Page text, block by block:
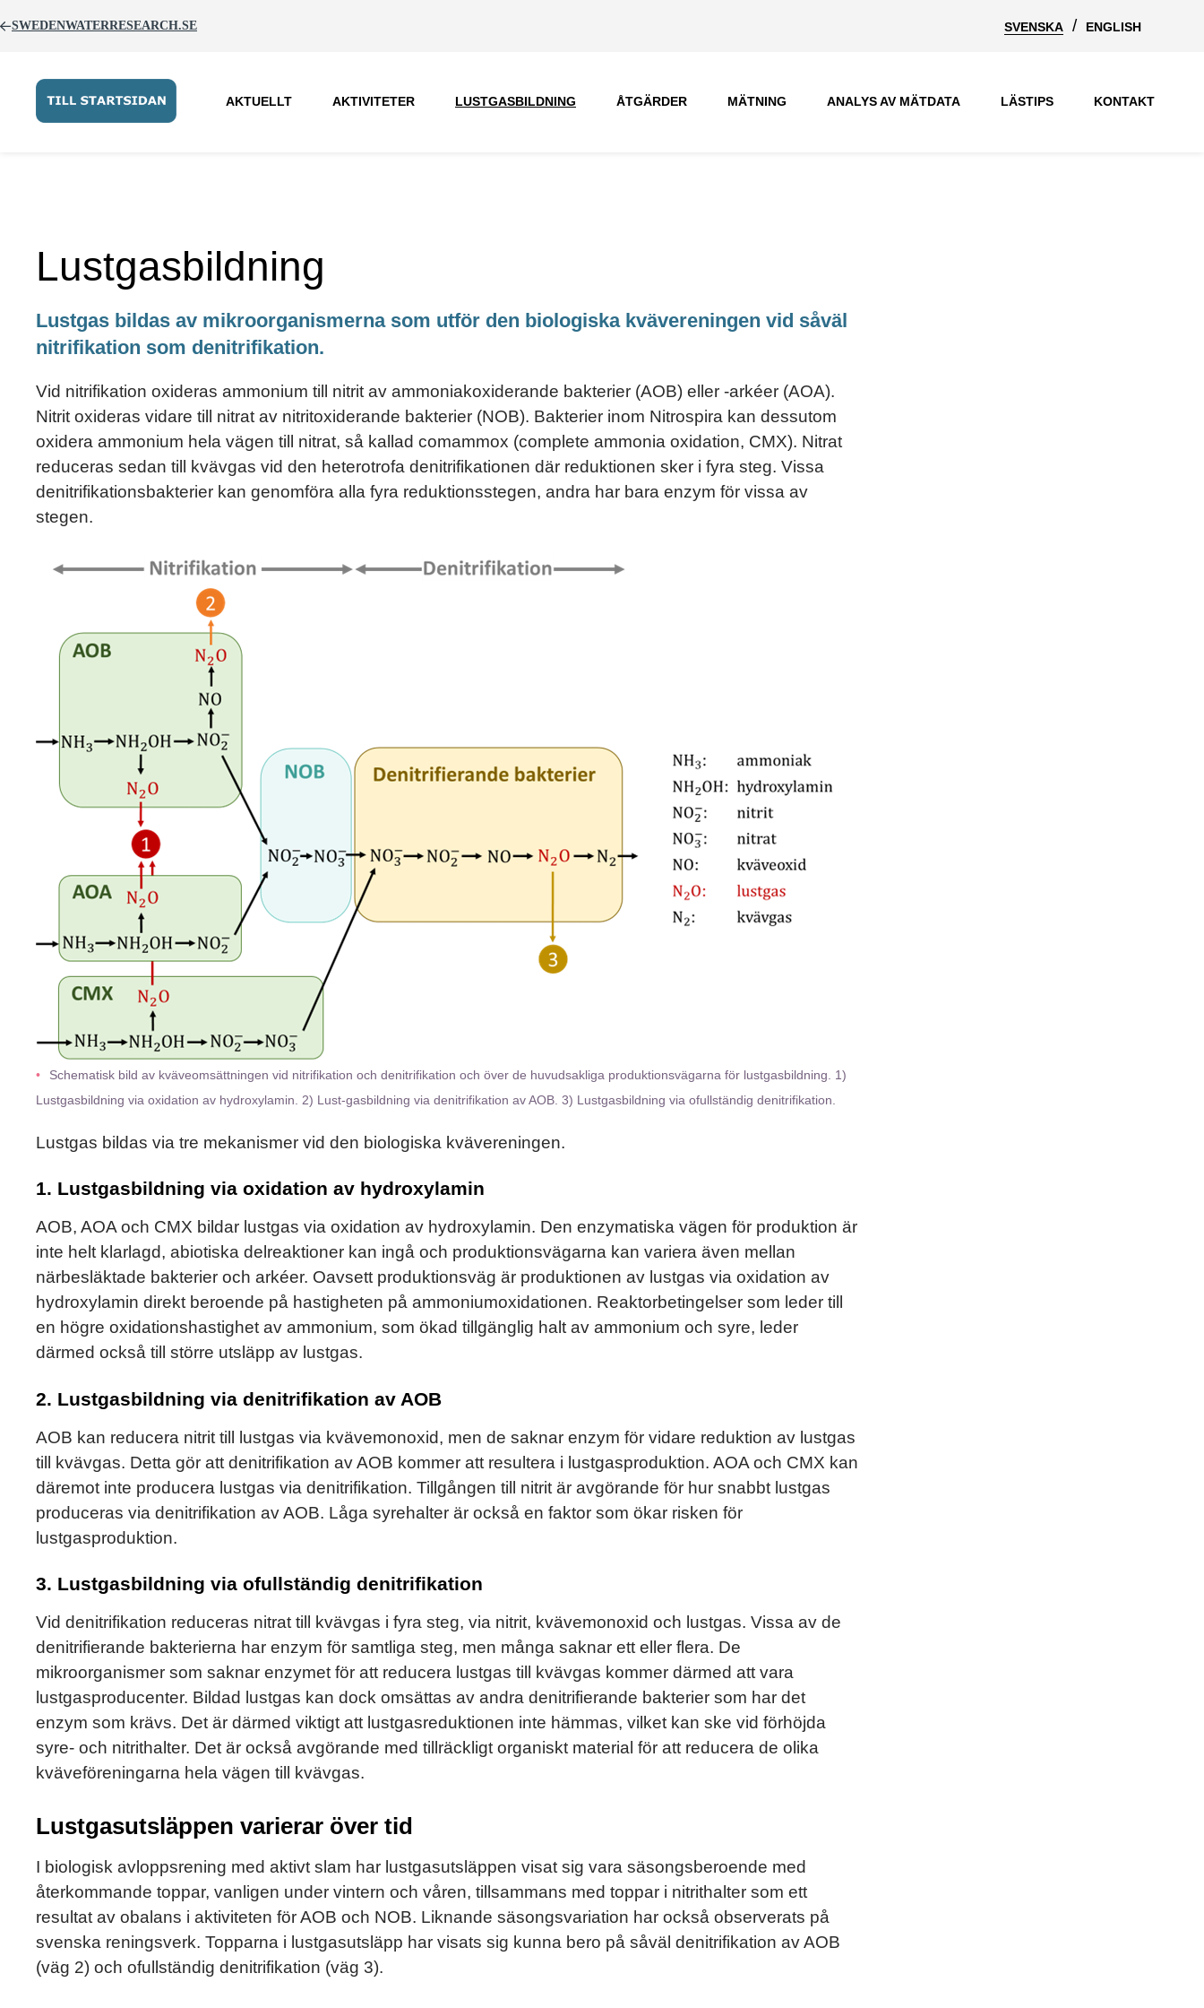
SWEDENWATERRESEARCH.SE SVENSKA ENGLISH
AKTUELLT AKTIVITETER LUSTGASBILDNING ÅTGÄRDER MÄTNING ANALYS AV MÄTDATA LÄSTIPS KONTAKT
Lustgasbildning
Lustgas bildas av mikroorganismerna som utför den biologiska kvävereningen vid såväl
nitrifikation som denitrifikation.
Vid nitrifikation oxideras ammonium till nitrit av ammoniakoxiderande bakterier (AOB) eller -arkéer (AOA).
Nitrit oxideras vidare till nitrat av nitritoxiderande bakterier (NOB). Bakterier inom Nitrospira kan dessutom
oxidera ammonium hela vägen till nitrat, så kallad comammox (complete ammonia oxidation, CMX). Nitrat
reduceras sedan till kvävgas vid den heterotrofa denitrifikationen där reduktionen sker i fyra steg. Vissa
denitrifikationsbakterier kan genomföra alla fyra reduktionsstegen, andra har bara enzym för vissa av
stegen.
Schematisk bild av kväveomsättningen vid nitrifikation och denitrifikation och över de huvudsakliga produktionsvägarna för lustgasbildning. 1)
Lustgasbildning via oxidation av hydroxylamin. 2) Lust-gasbildning via denitrifikation av AOB. 3) Lustgasbildning via ofullständig denitrifikation.
Lustgas bildas via tre mekanismer vid den biologiska kvävereningen.
1. Lustgasbildning via oxidation av hydroxylamin
AOB, AOA och CMX bildar lustgas via oxidation av hydroxylamin. Den enzymatiska vägen för produktion är
inte helt klarlagd, abiotiska delreaktioner kan ingå och produktionsvägarna kan variera även mellan
närbesläktade bakterier och arkéer. Oavsett produktionsväg är produktionen av lustgas via oxidation av
hydroxylamin direkt beroende på hastigheten på ammoniumoxidationen. Reaktorbetingelser som leder till
en högre oxidationshastighet av ammonium, som ökad tillgänglig halt av ammonium och syre, leder
därmed också till större utsläpp av lustgas.
2. Lustgasbildning via denitrifikation av AOB
AOB kan reducera nitrit till lustgas via kvävemonoxid, men de saknar enzym för vidare reduktion av lustgas
till kvävgas. Detta gör att denitrifikation av AOB kommer att resultera i lustgasproduktion. AOA och CMX kan
däremot inte producera lustgas via denitrifikation. Tillgången till nitrit är avgörande för hur snabbt lustgas
produceras via denitrifikation av AOB. Låga syrehalter är också en faktor som ökar risken för
lustgasproduktion.
3. Lustgasbildning via ofullständig denitrifikation
Vid denitrifikation reduceras nitrat till kvävgas i fyra steg, via nitrit, kvävemonoxid och lustgas. Vissa av de
denitrifierande bakterierna har enzym för samtliga steg, men många saknar ett eller flera. De
mikroorganismer som saknar enzymet för att reducera lustgas till kvävgas kommer därmed att vara
lustgasproducenter. Bildad lustgas kan dock omsättas av andra denitrifierande bakterier som har det
enzym som krävs. Det är därmed viktigt att lustgasreduktionen inte hämmas, vilket kan ske vid förhöjda
syre- och nitrithalter. Det är också avgörande med tillräckligt organiskt material för att reducera de olika
kväveföreningarna hela vägen till kvävgas.
Lustgasutsläppen varierar över tid
I biologisk avloppsrening med aktivt slam har lustgasutsläppen visat sig vara säsongsberoende med
återkommande toppar, vanligen under vintern och våren, tillsammans med toppar i nitrithalter som ett
resultat av obalans i aktiviteten för AOB och NOB. Liknande säsongsvariation har också observerats på
svenska reningsverk. Topparna i lustgasutsläpp har visats sig kunna bero på såväl denitrifikation av AOB
(väg 2) och ofullständig denitrifikation (väg 3).